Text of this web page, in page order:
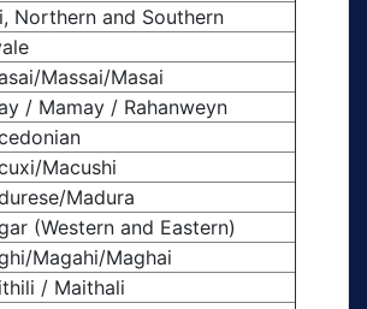
Northern and Southern
Massai/Masai
/ Mamay / Rahanweyn
Macushi
Madura
(Western and Eastern)
Magahi/Maghai
/ Maithali